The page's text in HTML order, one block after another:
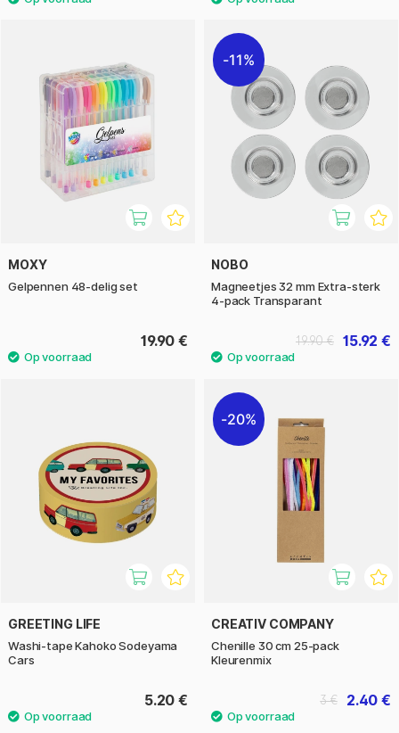
MOXY
Gelpennen 48-delig set
19.90 €
11%
NOBO
Magneetjes 32 mm Extra-sterk
4-pack Transparant
15.92 €
19.90 €
GREETING LIFE
Washi-tape Kahoko Sodeyama
Cars
5.20 €
20%
CREATIV COMPANY
Chenille 30 cm 25-pack
Kleurenmix
2.40 €
3 €